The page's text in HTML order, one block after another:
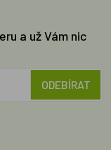
a už Vám nic
ODEBÍRAT